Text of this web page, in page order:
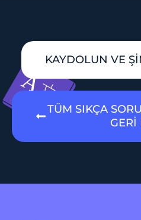
KAYDOLUN VE
TÜM SIKÇA
GERİ